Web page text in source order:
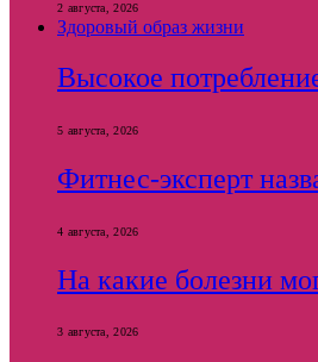
2 августа, 2026
Здоровый образ жизни
Высокое
5 августа, 2026
Фитнес-эксперт
4 августа, 2026
На какие болезни
3 августа, 2026